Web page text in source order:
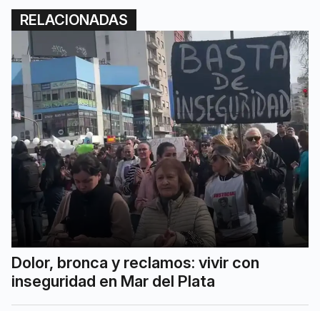
RELACIONADAS
Dolor, bronca y reclamos: vivir con
inseguridad en Mar del Plata